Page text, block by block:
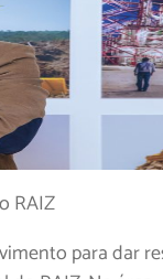
RAIZ
para dar